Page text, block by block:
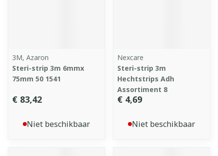
3M, Azaron
Steri-strip 3m 6mmx
75mm 50 1541
€ 83,42
Niet beschikbaar
Nexcare
Steri-strip 3m
Hechtstrips Adh
Assortiment 8
€ 4,69
Niet beschikbaar